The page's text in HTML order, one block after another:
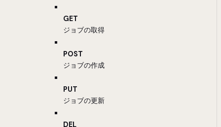
GET
ジョブの取得
POST
ジョブの作成
PUT
ジョブの更新
DEL